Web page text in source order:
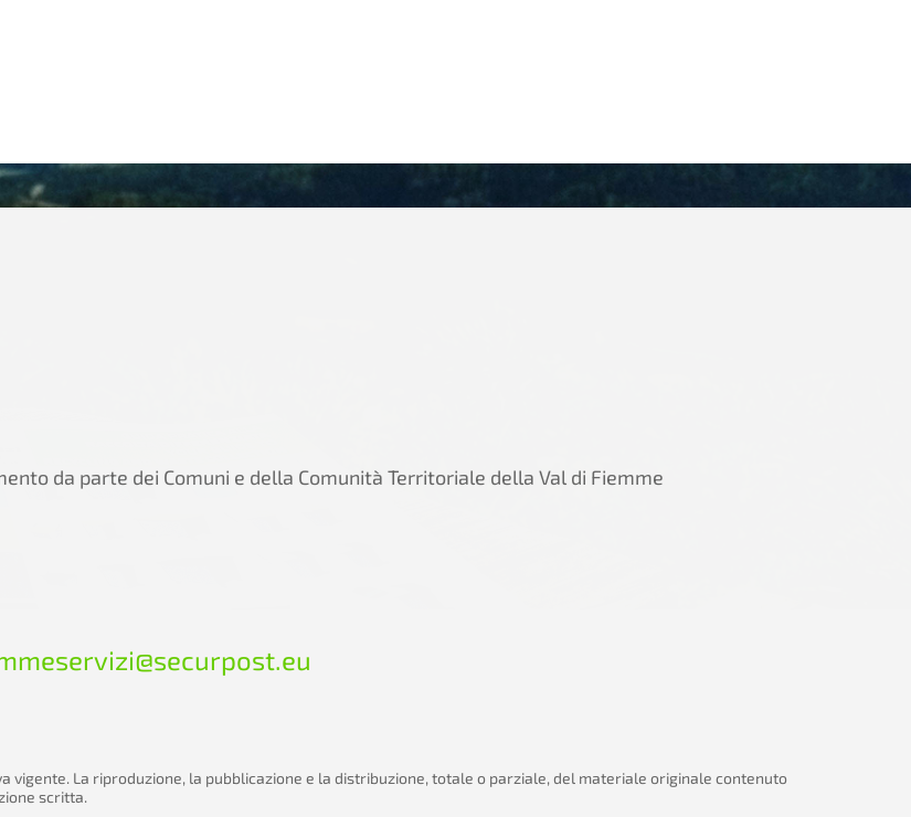
da parte dei Comuni e della Comunità Territoriale della Val di Fiemme
vigente. La riproduzione, la pubblicazione e la distribuzione, totale o parziale, del materiale originale contenuto
scritta.